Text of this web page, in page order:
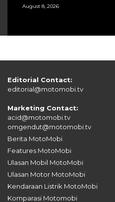
August 8, 2026
Editorial Contact:
editorial@motomobi.tv
Marketing Contact:
acid@motomobi.tv
omgendut@motomobi.tv
Berita MotoMobi
Features MotoMobi
Ulasan Mobil MotoMobi
Ulasan Motor MotoMobi
Kendaraan Listrik MotoMobi
Komparasi Motomobi